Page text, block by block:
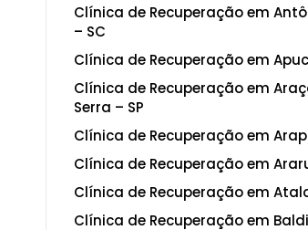
Clínica de Recuperação em
– SC
Clínica de Recuperação em
Clínica de Recuperação em
Serra – SP
Clínica de Recuperação em
Clínica de Recuperação em
Clínica de Recuperação em
Clínica de Recuperação em